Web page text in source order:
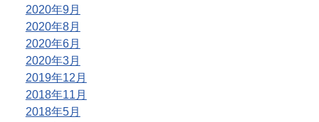
2020年9月
2020年8月
2020年6月
2020年3月
2019年12月
2018年11月
2018年5月